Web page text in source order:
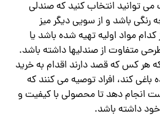
می توانید انتخاب کنید که صندلی
رنگی باشد و از سویی دیگر میز
مواد اولیه تهیه شده باشد یا
متفاوت از صندلیها داشته باشد.
هر کس که قصد دارند اقدام به خرید
کند، افراد توصیه می کنند که
انجام دهد تا محصولی با کیفیت و
داشته باشد.